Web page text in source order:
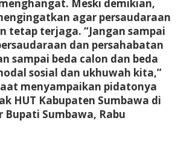
Meski demikian,
agar persaudaraan
tetap terjaga. “Jangan sampai
dan persahabatan
sampai beda calon dan beda
sosial dan ukhuwah kita,”
menyampaikan pidatonya
HUT Kabupaten Sumbawa di
Bupati Sumbawa, Rabu